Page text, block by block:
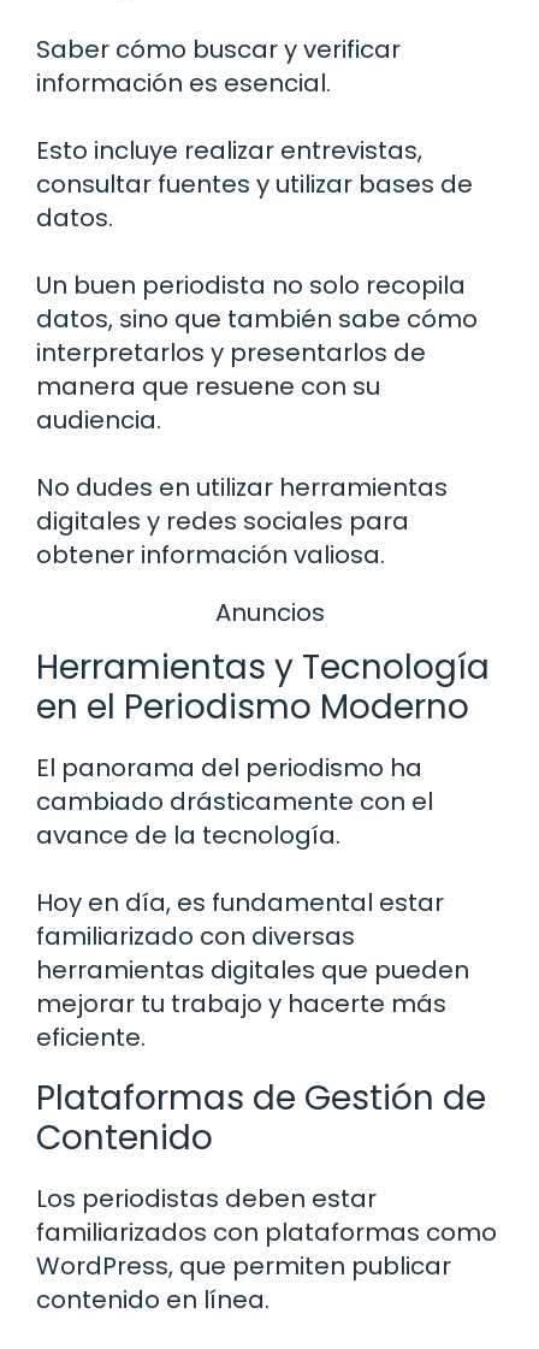
Saber cómo buscar y verificar
información es esencial.
Esto incluye realizar entrevistas,
consultar fuentes y utilizar bases de
datos.
Un buen periodista no solo recopila
datos, sino que también sabe cómo
interpretarlos y presentarlos de
manera que resuene con su
audiencia.
No dudes en utilizar herramientas
digitales y redes sociales para
obtener información valiosa.
Anuncios
Herramientas y Tecnología
en el Periodismo Moderno
El panorama del periodismo ha
cambiado drásticamente con el
avance de la tecnología.
Hoy en día, es fundamental estar
familiarizado con diversas
herramientas digitales que pueden
mejorar tu trabajo y hacerte más
eficiente.
Plataformas de Gestión de
Contenido
Los periodistas deben estar
familiarizados con plataformas como
WordPress, que permiten publicar
contenido en línea.